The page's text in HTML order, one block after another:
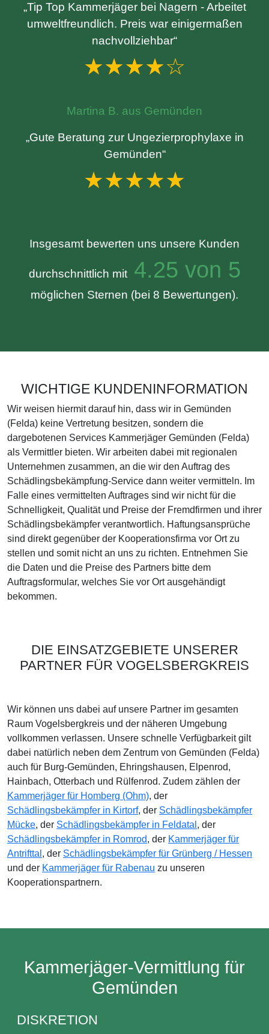
„Tip Top Kammerjäger bei Nagern - Arbeitet
umweltfreundlich. Preis war einigermaßen
nachvollziehbar“
★★★★☆
Martina B. aus Gemünden
„Gute Beratung zur Ungezierprophylaxe in
Gemünden“
★★★★★
Insgesamt bewerten uns unsere Kunden
durchschnittlich mit4.25 von 5
möglichen Sternen (bei 8 Bewertungen).
WICHTIGE KUNDENINFORMATION
Wir weisen hiermit darauf hin, dass wir in Gemünden
(Felda) keine Vertretung besitzen, sondern die
dargebotenen Services Kammerjäger Gemünden (Felda)
als Vermittler bieten. Wir arbeiten dabei mit regionalen
Unternehmen zusammen, an die wir den Auftrag des
Schädlingsbekämpfung-Service dann weiter vermitteln. Im
Falle eines vermittelten Auftrages sind wir nicht für die
Schnelligkeit, Qualität und Preise der Fremdfirmen und ihrer
Schädlingsbekämpfer verantwortlich. Haftungsansprüche
sind direkt gegenüber der Kooperationsfirma vor Ort zu
stellen und somit nicht an uns zu richten. Entnehmen Sie
die Daten und die Preise des Partners bitte dem
Auftragsformular, welches Sie vor Ort ausgehändigt
bekommen.
DIE EINSATZGEBIETE UNSERER
PARTNER FÜR VOGELSBERGKREIS
Wir können uns dabei auf unsere Partner im gesamten
Raum Vogelsbergkreis und der näheren Umgebung
vollkommen verlassen. Unsere schnelle Verfügbarkeit gilt
dabei natürlich neben dem Zentrum von Gemünden (Felda)
auch für Burg-Gemünden, Ehringshausen, Elpenrod,
Hainbach, Otterbach und Rülfenrod. Zudem zählen der
Kammerjäger für Homberg (Ohm), der
Schädlingsbekämpfer in Kirtorf, der Schädlingsbekämpfer
Mücke, der Schädlingsbekämpfer in Feldatal , der
Schädlingsbekämpfer in Romrod, der Kammerjäger für
Antrifttal , der Schädlingsbekämpfer für Grünberg / Hessen
und der Kammerjäger für Rabenau zu unseren
Kooperationspartnern.
Kammerjäger-Vermittlung für
Gemünden
DISKRETION